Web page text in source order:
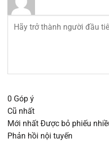
Chapter 178
Chapter 174
Chapter 173
0 Góp ý
Cũ nhất
Mới nhất Được bỏ phiếu
Phản hồi nội tuyến